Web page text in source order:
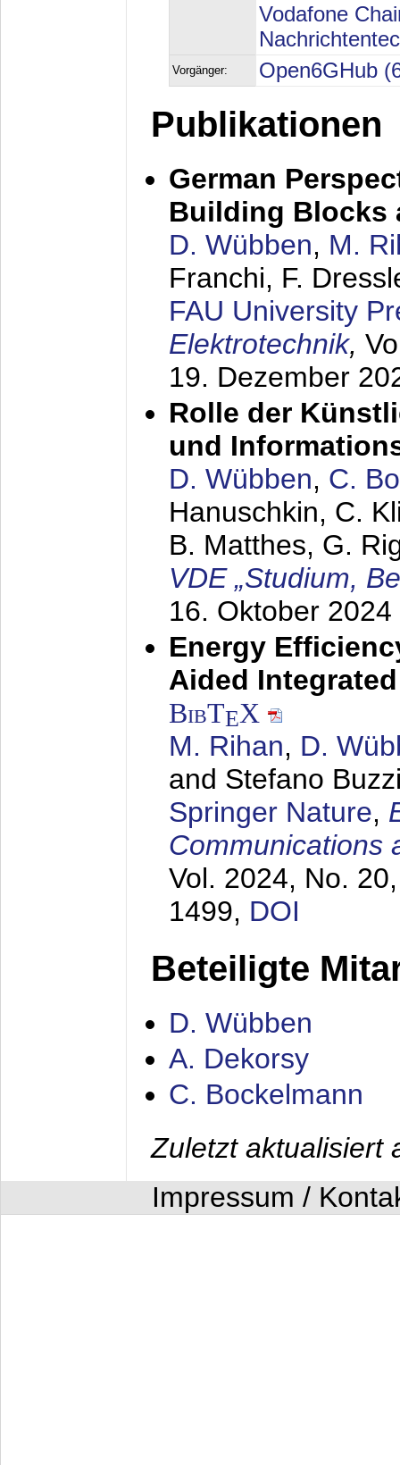
Vodafone
Vorgänger: Open6GHub
Publikationen
German
Building Blocks
D. Wübben, M.
Franchi, F.
FAU University
Elektrotechnik,
19. Dezember
Rolle der
und
D. Wübben, C.
Hanuschkin, C.
B. Matthes, G.
VDE „Studium,
16. Oktober 2024
Energy
Aided
BibTEX
M. Rihan, D.
and Stefano
Springer Nature,
Communications
Vol. 2024, No.
1499, DOI
Beteiligte
D. Wübben
A. Dekorsy
C. Bockelmann
Zuletzt aktualisiert
Impressum /